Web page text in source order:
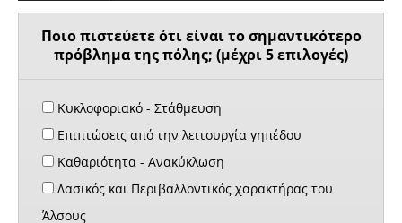
Ποιο πιστεύετε ότι είναι το σημαντικότερο
πρόβλημα της πόλης; (μέχρι 5 επιλογές)
Κυκλοφοριακό - Στάθμευση
Επιπτώσεις από την λειτουργία γηπέδου
Καθαριότητα - Ανακύκλωση
Δασικός και Περιβαλλοντικός χαρακτήρας του
Άλσους